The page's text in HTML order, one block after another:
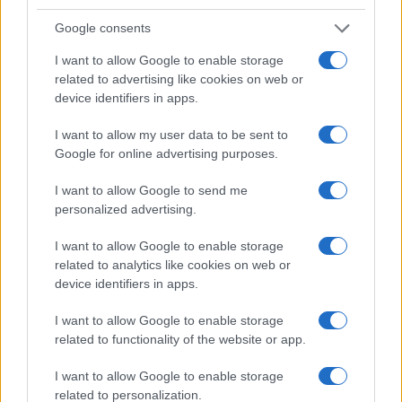
Google consents
I want to allow Google to enable storage
related to advertising like cookies on web or
device identifiers in apps.
I want to allow my user data to be sent to
Google for online advertising purposes.
I want to allow Google to send me
personalized advertising.
I want to allow Google to enable storage
related to analytics like cookies on web or
device identifiers in apps.
I want to allow Google to enable storage
related to functionality of the website or app.
I want to allow Google to enable storage
related to personalization.
I nostri cari
Giovannimaria Cabras